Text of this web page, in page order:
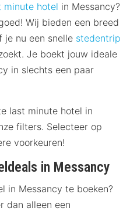
minute hotel in Messancy?
Wij bieden een breed
je nu een snelle stedentrip
Je boekt jouw ideale
in slechts een paar
last minute hotel in
filters. Selecteer op
voorkeuren!
in Messancy
in Messancy te boeken?
dan alleen een